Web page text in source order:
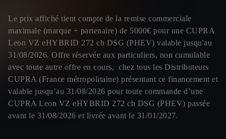
Le prix affiché tient compte de la remise commerciale
maximale (marque + partenaire) de 5000€ pour une CUPRA
Leon VZ eHYBRID 272 ch DSG (PHEV) valable jusqu'au
31/08/2026. Offre réservée aux particuliers, non cumulable
avec toute autre offre en cours, chez tous les Distributeurs
CUPRA (France métropolitaine) présentant ce financement et
valable jusqu’au 31/08/2026 pour toute commande d’une
CUPRA Leon VZ eHYBRID 272 ch DSG (PHEV) passée
avant le 31/08/2026 et livrée avant le 31/01/2027.